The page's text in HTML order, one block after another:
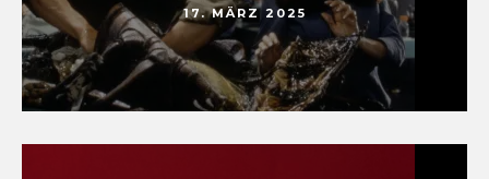
17. MÄRZ 2025